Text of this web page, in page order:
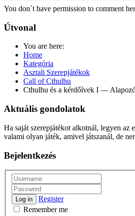
You don`t have permission to comment
Útvonal
You are here:
Home
Kategória
Asztali Szerepjátékok
Call of Cthulhu
Cthulhu és a kérdőívek I —
Aktuális gondolatok
Ha saját szerepjátékot alkotnál, legyen az
valami olyan játék, amivel játszanál, de
Bejelentkezés
Log in
Register
Remember me